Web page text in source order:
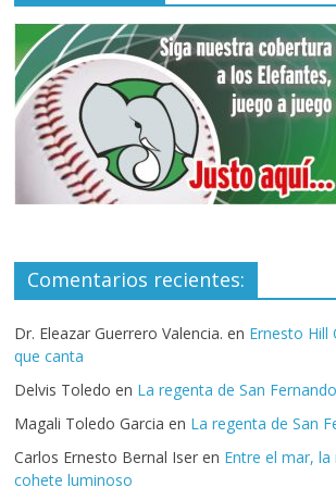
Comentarios recientes:
Dr. Eleazar Guerrero Valencia. en Ernesto Hill
que canta
Delvis Toledo en La regenta de San
Magali Toledo Garcia en La regenta de San
Carlos Ernesto Bernal Iser en Entre el mar,
cohete luminoso